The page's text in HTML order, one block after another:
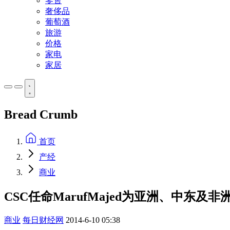
奢侈品
葡萄酒
旅游
价格
家电
家居
Bread Crumb
首页
产经
商业
CSC任命MarufMajed为亚洲、中东及非
商业 每日财经网 2014-6-10 05:38